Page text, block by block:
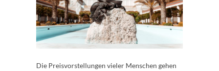
Die Preisvorstellungen vieler Menschen gehen